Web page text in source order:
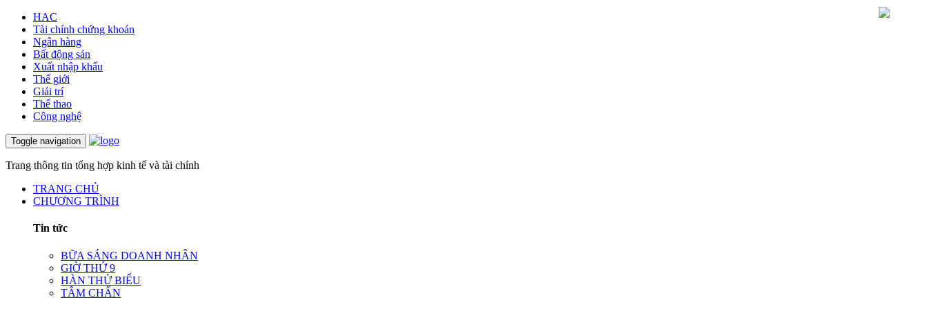
HAC
Tài chính chứng khoán
Ngân hàng
Bất động sản
Xuất nhập khẩu
Thế giới
Giải trí
Thể thao
Công nghệ
Toggle navigation
Trang thông tin tổng hợp kinh tế và tài chính
TRANG CHỦ
CHƯƠNG TRÌNH
Tin tức
BỮA SÁNG DOANH NHÂN
GIỜ THỨ 9
HÀN THỬ BIỂU
TÂM CHẤN